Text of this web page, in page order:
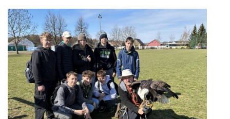
REZERVAČNÍ SYSTÉM SPORTOVNÍ HALY
ŠKOLNÍ PORADENSKÉ PRACOVIŠTĚ
NEPOTŘEBNÝ MAJETEK